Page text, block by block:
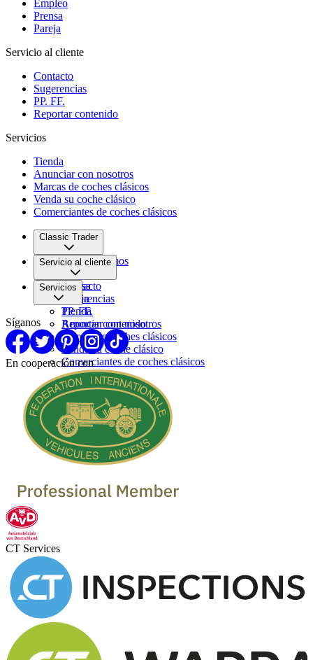
Empleo
Prensa
Pareja
Servicio al cliente
Contacto
Sugerencias
PP. FF.
Reportar contenido
Servicios
Tienda
Anunciar con nosotros
Marcas de coches clásicos
Venda su coche clásico
Comerciantes de coches clásicos
Classic Trader
Quiénes somos
Empleo
Prensa
Pareja
Servicio al cliente
Contacto
Sugerencias
PP. FF.
Reportar contenido
Servicios
Tienda
Anunciar con nosotros
Marcas de coches clásicos
Venda su coche clásico
Comerciantes de coches clásicos
Síganos
En cooperación con
CT Services